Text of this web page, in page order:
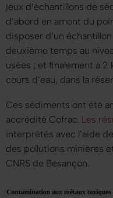
jeux d’échantillons de
d’abord en amont du
disposer d’un
deuxième temps au
usées ; et finalement à 2
cours d’eau, dans la
Ces sédiments ont été
accrédité Cofrac. Les
interprétés avec l’aide
des pollutions minières
CNRS de Besançon.